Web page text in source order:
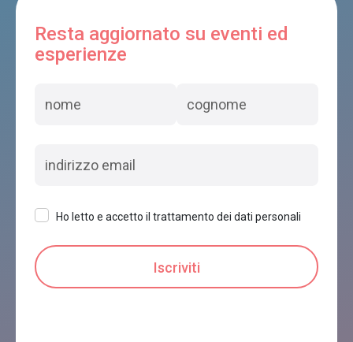
Sospirolo
VILLA FIOCCO
A due passi dal lago
Resta aggiornato su eventi ed
esperienze
Ho letto e accetto il trattamento dei dati personali